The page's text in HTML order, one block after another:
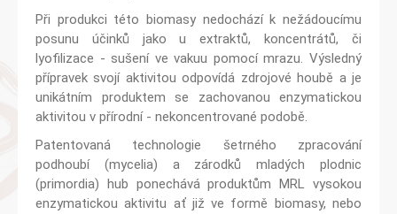
Při produkci této biomasy nedochází k nežádoucímu
posunu účinků jako u extraktů, koncentrátů, či
lyofilizace - sušení ve vakuu pomocí mrazu. Výsledný
přípravek svojí aktivitou odpovídá zdrojové houbě a je
unikátním produktem se zachovanou enzymatickou
aktivitou v přírodní - nekoncentrované podobě.
Patentovaná technologie šetrného zpracování
podhoubí (mycelia) a zárodků mladých plodnic
(primordia) hub ponechává produktům MRL vysokou
enzymatickou aktivitu ať již ve formě biomasy, nebo